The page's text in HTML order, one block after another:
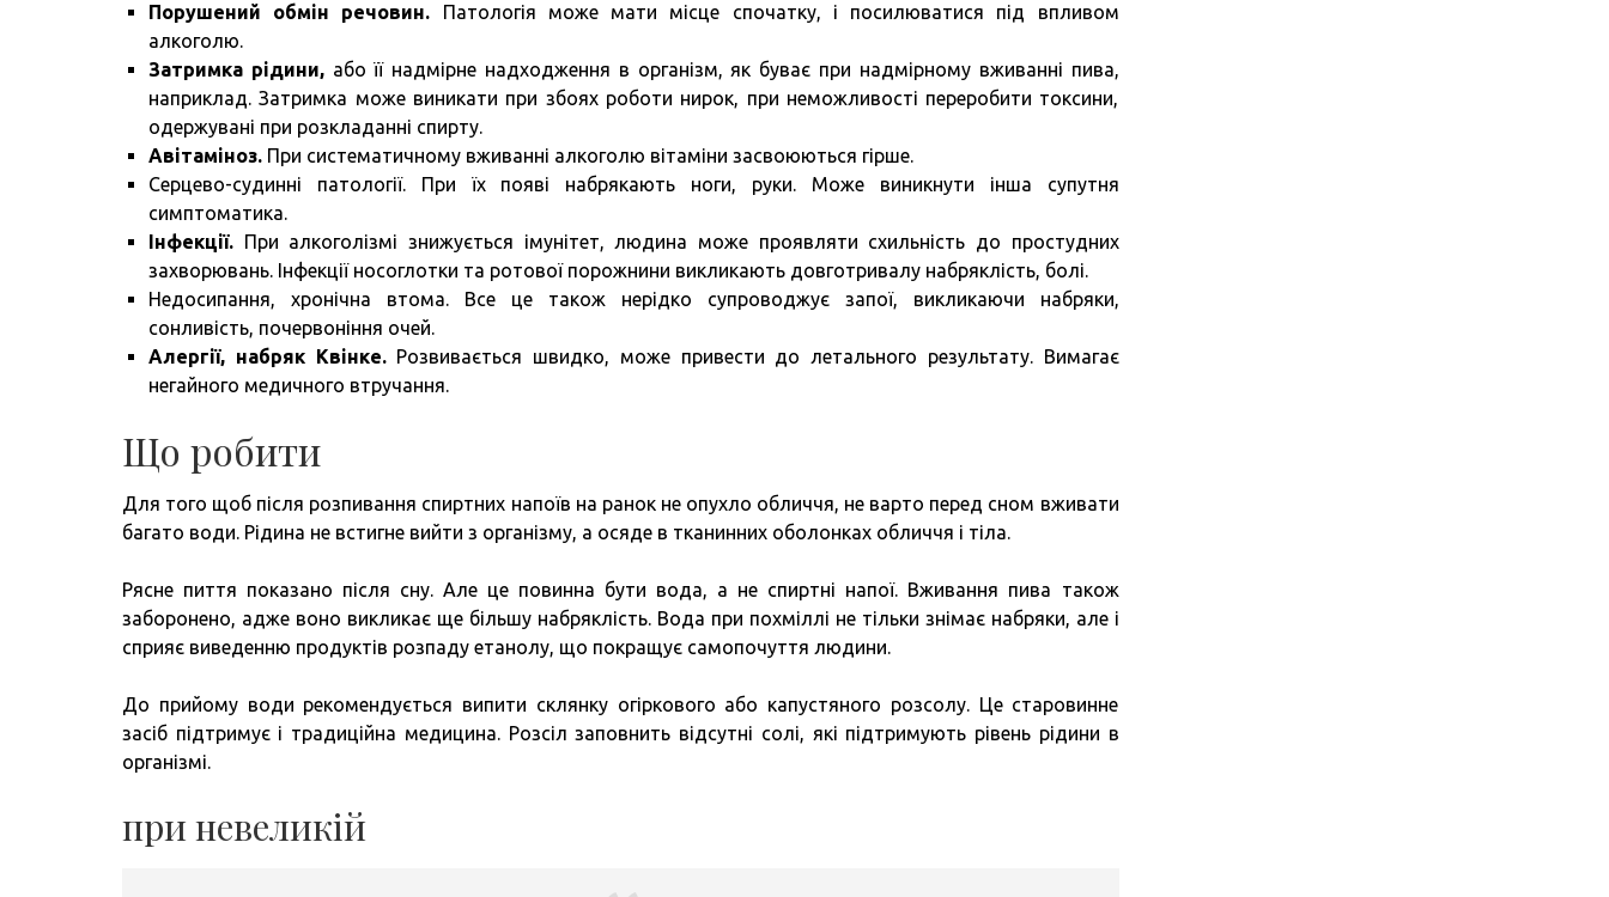
Порушений обмін речовин. Патологія може мати місце спочатку, і посилюватися під впливом
алкоголю.
Затримка рідини,або її надмірне надходження в організм, як буває при надмірному вживанні пива,
наприклад. Затримка може виникати при збоях роботи нирок, при неможливості переробити токсини,
одержувані при розкладанні спирту.
Авітаміноз. При систематичному вживанні алкоголю вітаміни засвоюються гірше.
Серцево-судинні патології. При їх появі набрякають ноги, руки. Може виникнути інша супутня
симптоматика.
Інфекції. При алкоголізмі знижується імунітет, людина може проявляти схильність до простудних
захворювань. Інфекції носоглотки та ротової порожнини викликають довготривалу набряклість, болі.
Недосипання, хронічна втома. Все це також нерідко супроводжує запої, викликаючи набряки,
сонливість, почервоніння очей.
Алергії, набряк Квінке.Розвивається швидко, може привести до летального результату. Вимагає
негайного медичного втручання.
Що робити
Для того щоб після розпивання спиртних напоїв на ранок не опухло обличчя, не варто перед сном вживати
багато води. Рідина не встигне вийти з організму, а осяде в тканинних оболонках обличчя і тіла.
Рясне пиття показано після сну. Але це повинна бути вода, а не спиртні напої. Вживання пива також
заборонено, адже воно викликає ще більшу набряклість. Вода при похміллі не тільки знімає набряки, але і
сприяє виведенню продуктів розпаду етанолу, що покращує самопочуття людини.
До прийому води рекомендується випити склянку огіркового або капустяного розсолу. Це старовинне
засіб підтримує і традиційна медицина. Розсіл заповнить відсутні солі, які підтримують рівень рідини в
організмі.
при невеликій